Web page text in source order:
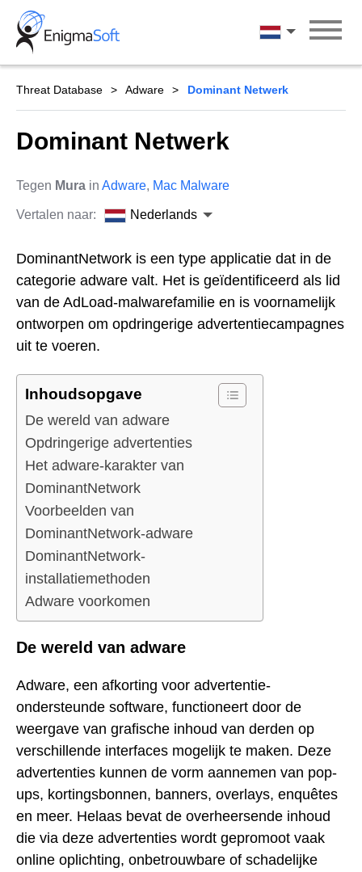
Skip
content
Nederlands
Threat Database Adware Dominant Netwerk
Dominant Netwerk
Tegen Mura in Adware, Mac Malware
Vertalen naar: Nederlands
DominantNetwork is een type applicatie dat in de
categorie adware valt. Het is geïdentificeerd als lid
van de AdLoad-malwarefamilie en is voornamelijk
ontworpen om opdringerige advertentiecampagnes
uit te voeren.
Inhoudsopgave
De wereld van adware
Opdringerige advertenties
Het adware-karakter van
DominantNetwork
Voorbeelden van
DominantNetwork-adware
DominantNetwork-
installatiemethoden
Adware voorkomen
De wereld van adware
Adware, een afkorting voor advertentie-
ondersteunde software, functioneert door de
weergave van grafische inhoud van derden op
verschillende interfaces mogelijk te maken. Deze
advertenties kunnen de vorm aannemen van pop-
ups, kortingsbonnen, banners, overlays, enquêtes
en meer. Helaas bevat de overheersende inhoud
die via deze advertenties wordt gepromoot vaak
online oplichting, onbetrouwbare of schadelijke